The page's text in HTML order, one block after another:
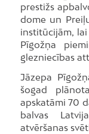
prestižs
dome un
institūcijām,
Pīgožņa
glezniecības
Jāzepa
šogad
apskatāmi 70
balvas
atvēršanas